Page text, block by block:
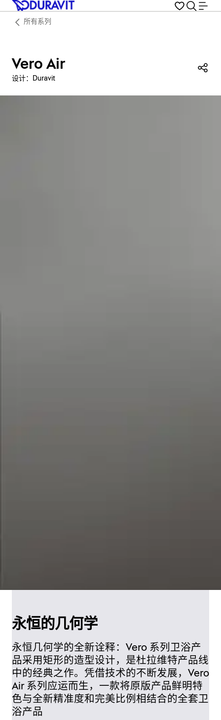
所有系列
Vero Air
设计：Duravit
分
永恒的几何学
永恒几何学的全新诠释：Vero 系列卫浴产
品采用矩形的造型设计，是杜拉维特产品线
中的经典之作。凭借技术的不断发展，Vero
Air 系列应运而生，一款将原版产品鲜明特
色与全新精准度和完美比例相结合的全套卫
浴产品